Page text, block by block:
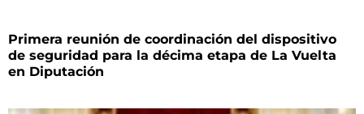
Primera reunión de coordinación del dispositivo
de seguridad para la décima etapa de La Vuelta
en Diputación